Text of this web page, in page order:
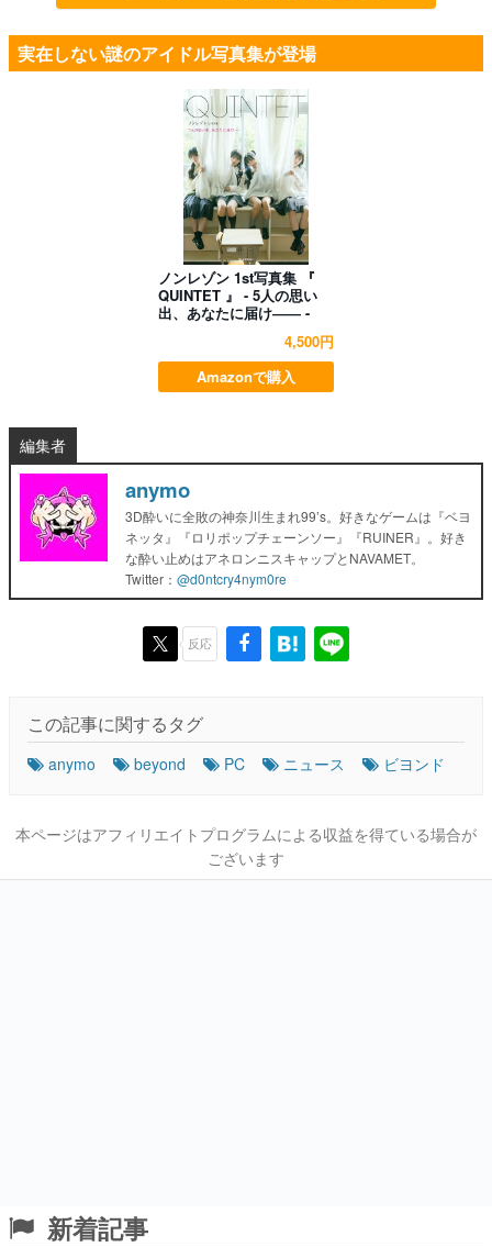
実在しない謎のアイドル写真集が登場
ノンレゾン 1st写真集 『
QUINTET 』 - 5人の思い
出、あなたに届け―― -
4,500円
Amazonで購入
編集者
anymo
3D酔いに全敗の神奈川生まれ99’s。好きなゲームは『ベヨ
ネッタ』『ロリポップチェーンソー』『RUINER』。好き
な酔い止めはアネロンニスキャップとNAVAMET。
Twitter： @d0ntcry4nym0re
反応
この記事に関するタグ
anymo beyond PC ニュース ビヨンド
本ページはアフィリエイトプログラムによる収益を得ている場合が
ございます
新着記事